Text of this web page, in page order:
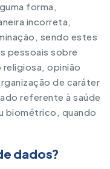
forma,
incorreta,
sendo estes
pessoais sobre
opinião
de caráter
referente à saúde
biométrico, quando
dados?